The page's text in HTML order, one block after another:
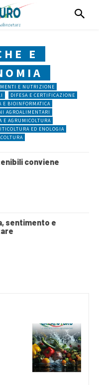
E
E NUTRIZIONE
DIFESA E CERTIFICAZIONE
E BIOINFORMATICA
AGROALIMENTARI
E AGRUMICOLTURA
ED ENOLOGIA
conviene
sentimento e